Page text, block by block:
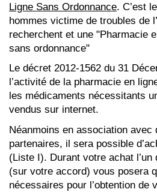
Ligne Sans Ordonnance. C’est
hommes victime de troubles de
recherchent et une "Pharmacie
sans ordonnance"
Le décret 2012-1562 du 31
l’activité de la pharmacie en
les médicaments nécessitants
vendus sur internet.
Néanmoins en association avec
partenaires, il sera possible
(Liste I). Durant votre achat l’un
(sur votre accord) vous posera
nécessaires pour l’obtention de